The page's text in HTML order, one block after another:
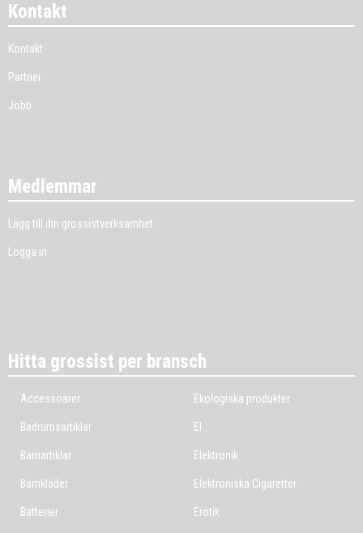
Kontakt
Kontakt
Partner
Jobb
Medlemmar
Lägg till din grossistverksamhet
Logga in
Hitta grossist per bransch
Accessoarer
Badrumsartiklar
Barnartiklar
Barnkläder
Batterier
Ekologiska produkter
El
Elektronik
Elektroniska Cigaretter
Erotik